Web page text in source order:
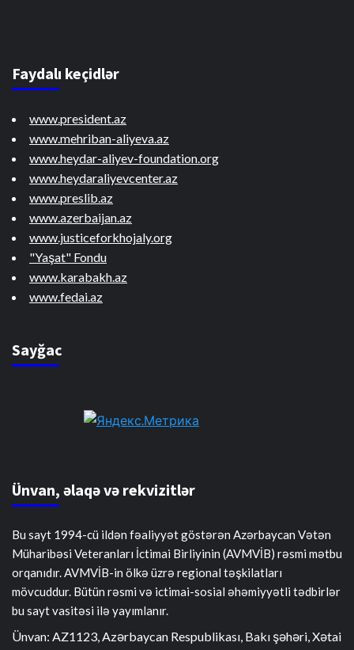
Faydalı keçidlər
www.president.az
www.mehriban-aliyeva.az
www.heydar-aliyev-foundation.org
www.heydaraliyevcenter.az
www.preslib.az
www.azerbaijan.az
www.justiceforkhojaly.org
"Yaşat" Fondu
www.karabakh.az
www.fedai.az
Sayğac
Ünvan, əlaqə və rekvizitlər
Bu sayt 1994-cü ildən fəaliyyət göstərən Azərbaycan Vətən
Müharibəsi Veteranları İctimai Birliyinin (AVMVİB) rəsmi mətbu
orqanıdır. AVMVİB-in ölkə üzrə regional təşkilatları
mövcuddur. Bütün rəsmi və ictimai-sosial əhəmiyyətli tədbirlər
bu sayt vasitəsi ilə yayımlanır.
Ünvan: AZ1123, Azərbaycan Respublikası, Bakı şəhəri, Xətai